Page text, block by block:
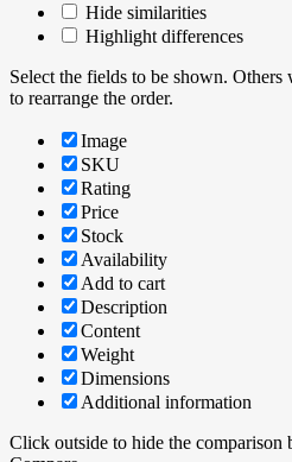
Hide similarities
Highlight differences
Select the fields to be shown.
to rearrange the order.
Image
SKU
Rating
Price
Stock
Availability
Add to cart
Description
Content
Weight
Dimensions
Additional information
Click outside to hide the comparison